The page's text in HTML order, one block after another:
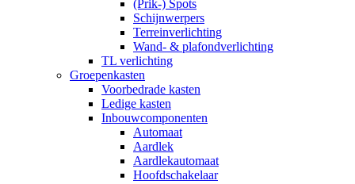
(Prik-) Spots
Schijnwerpers
Terreinverlichting
Wand- & plafondverlichting
TL verlichting
Groepenkasten
Voorbedrade kasten
Ledige kasten
Inbouwcomponenten
Automaat
Aardlek
Aardlekautomaat
Hoofdschakelaar